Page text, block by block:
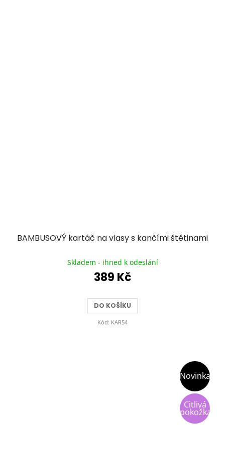
BAMBUSOVÝ kartáč na vlasy s kančími štětinami
hodnocení
produktu
je
z
5
hvězdiček.
Skladem - ihned k odeslání
389 Kč
DO KOŠÍKU
Kód: KAR54
Novinka
Citlivá
pokožka